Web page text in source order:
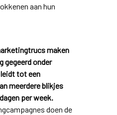
aan hun
maken
gegeerd onder
tot een
meerdere blikjes
per week.
doen de